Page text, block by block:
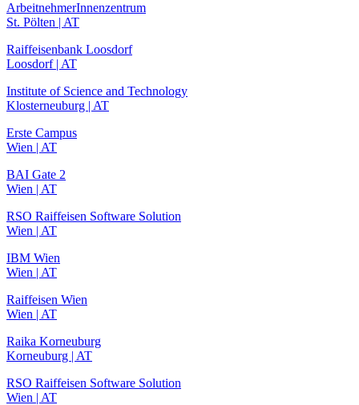
ArbeitnehmerInnenzentrum
St. Pölten | AT
Raiffeisenbank Loosdorf
Loosdorf | AT
Institute of Science and Technology
Klosterneuburg | AT
Erste Campus
Wien | AT
BAI Gate 2
Wien | AT
RSO Raiffeisen Software Solution
Wien | AT
IBM Wien
Wien | AT
Raiffeisen Wien
Wien | AT
Raika Korneuburg
Korneuburg | AT
RSO Raiffeisen Software Solution
Wien | AT